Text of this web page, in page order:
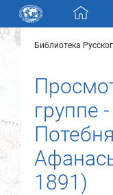
Skip navigation
Разделы и
Электронный
Новости
О нас
Библиотека
группе
1891)